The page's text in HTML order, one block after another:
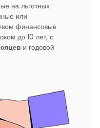
на льготных
или
финансовые
до 10 лет, с
и годовой